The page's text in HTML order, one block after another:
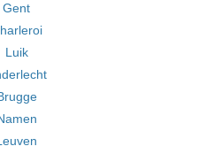
Gent
Luik